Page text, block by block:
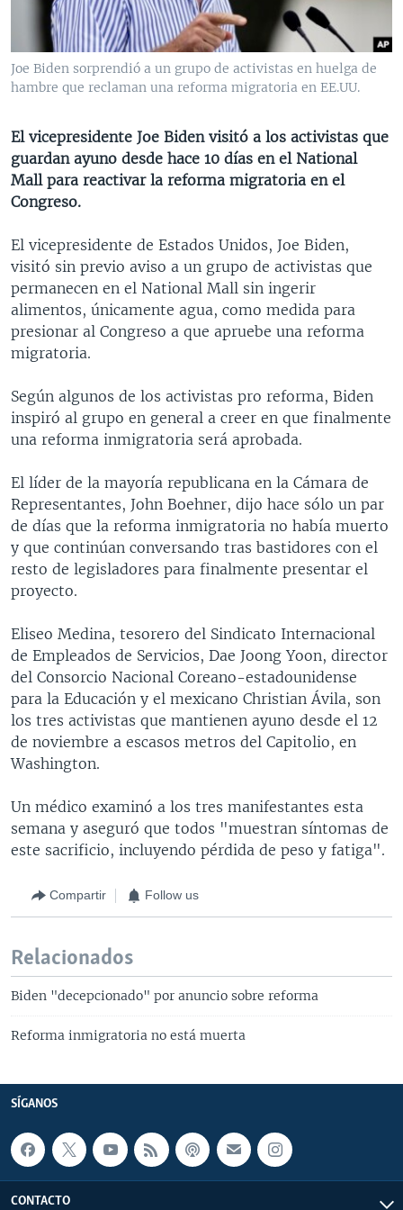
VENEZUELA
BRASIL
NICARAGUA
ECONOMÍA
ENTRETENIMIENTO Y CULTURA
TECNOLOGÍA
CIENCIA Y SALUD
MULTIMEDIA
VIDEOS
FOTOGRAFÍA
PROGRAMAS TV
EL MUNDO AL DÍA
VISIÓN 360
LAS CLAVES
PANORAMA
RADIO
AUDIONOTICIAS
BUENOS DÍAS AMÉRICA
ESTADOS UNIDOS AL DÍA
EL MUNDO AL DÍA [RADIO]
FORO [RADIO]
DEPORTIVO INTERNACIONAL
NOTA ECONÓMICA
DOCUMENTALES DE LA VOA
Learning English
SÍGANOS
Idiomas
Joe Biden sorprendió a un grupo de activistas en huelga de
hambre que reclaman una reforma migratoria en EE.UU.
El vicepresidente Joe Biden visitó a los activistas que
guardan ayuno desde hace 10 días en el National
Mall para reactivar la reforma migratoria en el
Congreso.
El vicepresidente de Estados Unidos, Joe Biden,
visitó sin previo aviso a un grupo de activistas que
permanecen en el National Mall sin ingerir
alimentos, únicamente agua, como medida para
presionar al Congreso a que apruebe una reforma
migratoria.
Según algunos de los activistas pro reforma, Biden
inspiró al grupo en general a creer en que finalmente
una reforma inmigratoria será aprobada.
El líder de la mayoría republicana en la Cámara de
Representantes, John Boehner, dijo hace sólo un par
de días que la reforma inmigratoria no había muerto
y que continúan conversando tras bastidores con el
resto de legisladores para finalmente presentar el
proyecto.
Eliseo Medina, tesorero del Sindicato Internacional
de Empleados de Servicios, Dae Joong Yoon, director
del Consorcio Nacional Coreano-estadounidense
para la Educación y el mexicano Christian Ávila, son
los tres activistas que mantienen ayuno desde el 12
de noviembre a escasos metros del Capitolio, en
Washington.
Un médico examinó a los tres manifestantes esta
semana y aseguró que todos "muestran síntomas de
este sacrificio, incluyendo pérdida de peso y fatiga".
Compartir Follow us
Relacionados
Biden "decepcionado" por anuncio sobre reforma
Reforma inmigratoria no está muerta
SÍGANOS
CONTACTO